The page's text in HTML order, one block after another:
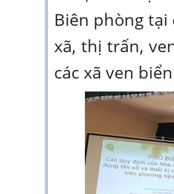
Biên phòng tại
xã, thị trấn,
các xã ven